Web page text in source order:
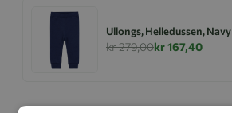
Ullongs, Helledussen, Navy
kr 279,00kr 167,40